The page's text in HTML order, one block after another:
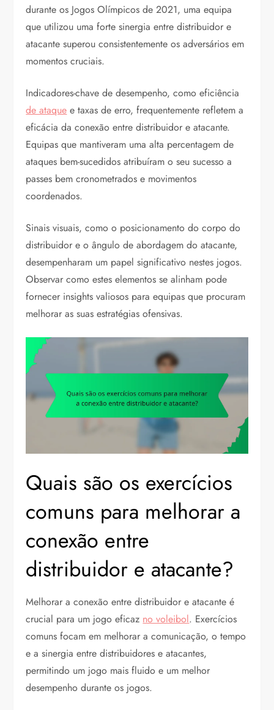
durante os Jogos Olímpicos de 2021, uma equipa
que utilizou uma forte sinergia entre distribuidor e
atacante superou consistentemente os adversários em
momentos cruciais.
Indicadores-chave de desempenho, como eficiência
de ataque e taxas de erro, frequentemente refletem a
eficácia da conexão entre distribuidor e atacante.
Equipas que mantiveram uma alta percentagem de
ataques bem-sucedidos atribuíram o seu sucesso a
passes bem cronometrados e movimentos
coordenados.
Sinais visuais, como o posicionamento do corpo do
distribuidor e o ângulo de abordagem do atacante,
desempenharam um papel significativo nestes jogos.
Observar como estes elementos se alinham pode
fornecer insights valiosos para equipas que procuram
melhorar as suas estratégias ofensivas.
Quais são os exercícios
comuns para melhorar a
conexão entre
distribuidor e atacante?
Melhorar a conexão entre distribuidor e atacante é
crucial para um jogo eficaz no voleibol. Exercícios
comuns focam em melhorar a comunicação, o tempo
e a sinergia entre distribuidores e atacantes,
permitindo um jogo mais fluido e um melhor
desempenho durante os jogos.